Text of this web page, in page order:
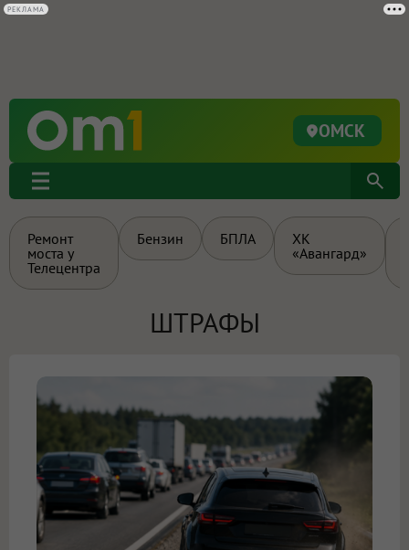
ОМСК
Ремонт
моста у
Телецентра
Бензин БПЛА
ХК
«Авангард»
ШТРАФЫ
РЕКЛАМА